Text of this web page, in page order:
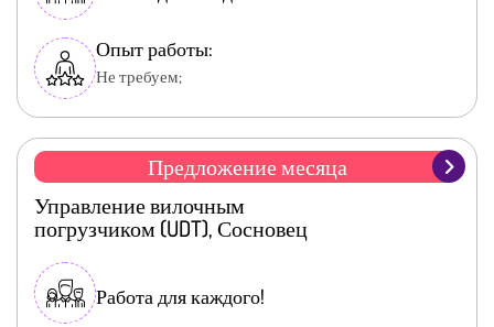
Опыт работы:
Не требуем;
Предложение месяца
Управление вилочным
погрузчиком (UDT), Сосновец
Работа для каждого!